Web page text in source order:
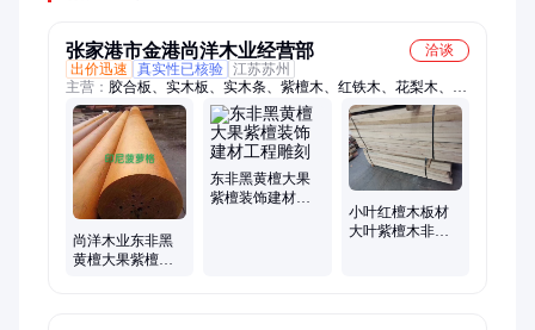
张家港市金港尚洋木业经营部
洽谈
出价迅速
真实性已核验 江苏苏州
主营： 胶合板、实木板、实木条、紫檀木、红铁木、花梨木、小
柚木、黑黄檀、风车木、乌金木、蛇桑木、紫心木、乌木水、檀
板材、沙比利、木板材、小巴花、雕刻工、塔立木、竹排架、香
花梨、质材料、牛角木、园林材、红斑马
尚洋木业东非黑
黄檀大果紫檀装
东非黑黄檀大果
紫檀装饰建材工
小叶红檀木板材
大叶紫檀木非洲